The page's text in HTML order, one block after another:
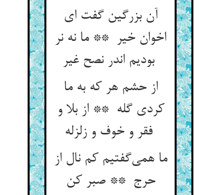
آن بزرگین گفت ای
اخوان خیر ** ما نه نر
بودیم اندر نصح غیر
از حشم هر که به ما
کردی گله ** از بلا و
فقر و خوف و زلزله
ما همی‌گفتیم کم نال از
حرج ** صبر کن